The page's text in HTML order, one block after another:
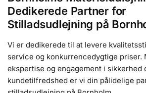
Dedikerede Partner for
Stilladsudlejning på
Vi er dedikerede til at levere
service og konkurrencedygtige priser.
ekspertise og engagement i sikkerhed
kundetilfredshed er vi din pålidelige